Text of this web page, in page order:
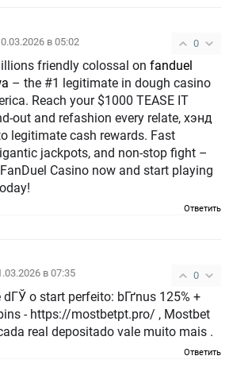
0
в 05:02
friendly colossal on fanduel
TEASE IT
out and refashion every relate, хэнд
cash rewards. Fast
jackpots, and non-stop fight –
Casino now and start playing
Ответить
0
в 07:35
dГЎ o start perfeito: bГґnus 125% +
, Mostbet
real depositado vale muito mais .
Ответить